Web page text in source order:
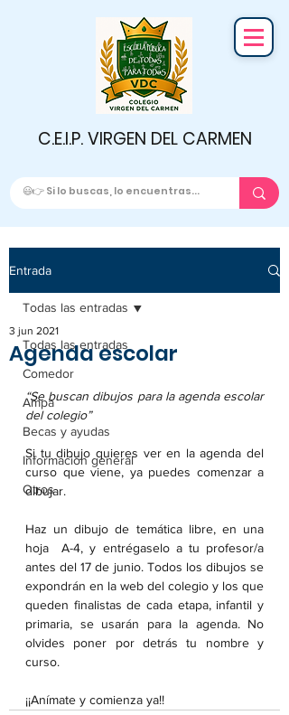
C.E.I.P. VIRGEN DEL CARMEN
Entrada
Todas las entradas
Comedor
Ampa
Becas y ayudas
Información general
Otros
Todas las entradas
Agenda escolar
3 jun 2021
“Se buscan dibujos para la agenda escolar
del colegio”
Si tu dibujo quieres ver en la agenda del
curso que viene, ya puedes comenzar a
dibujar.
Haz un dibujo de temática libre, en una
hoja  A-4, y entrégaselo a tu profesor/a
antes del 17 de junio. Todos los dibujos se
expondrán en la web del colegio y los que
queden finalistas de cada etapa, infantil y
primaria, se usarán para la agenda. No
olvides poner por detrás tu nombre y
curso.
¡¡Anímate y comienza ya!!